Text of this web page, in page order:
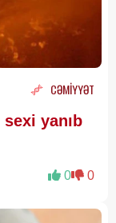
CƏMİYYƏT
sexi yanıb
0 0